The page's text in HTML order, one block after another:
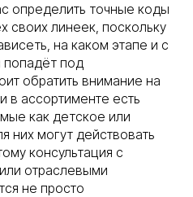
определить точные коды
линеек, поскольку
на каком этапе и с
попадёт под
обратить внимание на
ассортименте есть
как детское или
них могут действовать
консультация с
отраслевыми
не просто